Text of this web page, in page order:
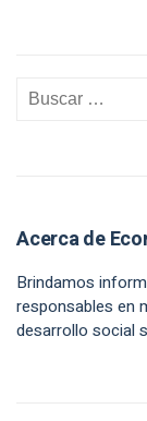
Acerca de
Brindamos
responsables en
desarrollo social